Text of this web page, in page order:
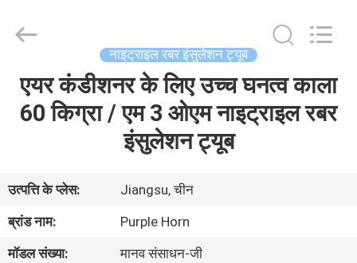
घर
हमारे
बारे
में
Commerce
Rights
Reserved.
नाइट्राइल रबर इंसुलेशन ट्यूब
एयर कंडीशनर के लिए उच्च घनत्व काला
60 किग्रा / एम 3 ओएम नाइट्राइल रबर
इंसुलेशन ट्यूब
उत्पत्ति के प्लेस:
Jiangsu, चीन
ब्रांड नाम:
Purple Horn
मॉडल संख्या:
मानव संसाधन-जी